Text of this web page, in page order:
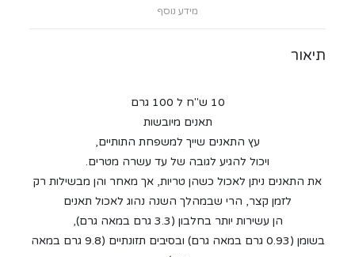
מידע נוסף
תיאור
10 ש"ח ל 100 גרם
תאנים מיובשות
עץ התאנים שייך למשפחת התותיים,
ויכול להגיע לגובה של עד עשרה מטרים.
את התאנים ניתן לאכול כשהן טריות, אך מאחר והן מבשילות רק
לזמן קצר, הרי שבמהלך השנה נהוג לאכול תאנים
הן עשירות יותר בחלבון (3.3 גרם במאה גרם),
בשומן (0.93 גרם במאה גרם) ובסיבים תזונתיים (9.8 גרם במאה